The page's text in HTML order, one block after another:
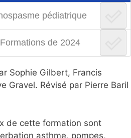
pédiatrique
de 2024
Sophie Gilbert, Francis
Gravel. Révisé par Pierre Baril
de cette formation sont
asthme, pompes,